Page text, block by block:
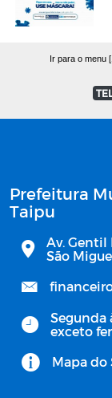
Ir para o menu
Prefeitura
Taipu
Av. Gentil
São
Segunda
exceto
Mapa do